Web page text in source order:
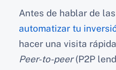
Antes de hablar de
automatizar tu
hacer una visita
Peer-to-peer(P2P